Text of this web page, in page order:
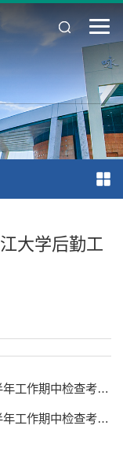
大学后勤工
考核各组具体安排的通知
考核各组具体安排的通知